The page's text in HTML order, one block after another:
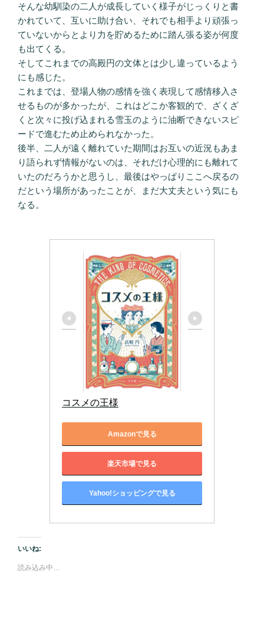
そんな幼馴染の二人が成長していく様子がじっくりと書
かれていて、互いに助け合い、それでも相手より頑張っ
ていないからとより力を貯めるために踏ん張る姿が何度
も出てくる。
そしてこれまでの高殿円の文体とは少し違っているよう
にも感じた。
これまでは、登場人物の感情を強く表現して感情移入さ
せるものが多かったが、これはどこか客観的で、ざくざ
くと次々に投げ込まれる雪玉のように油断できないスピ
ードで進むため止められなかった。
後半、二人が遠く離れていた期間はお互いの近況もあま
り語られず情報がないのは、それだけ心理的にも離れて
いたのだろうかと思うし、最後はやっぱりここへ戻るの
だという場所があったことが、まだ大丈夫という気にも
なる。
コスメの王様
Amazonで見る
楽天市場で見る
Yahoo!ショッピングで見る
いいね:
読み込み中…